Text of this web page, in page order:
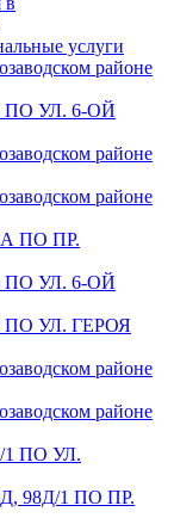
услуги
районе
УЛ. 6-ОЙ
районе
районе
ПО ПР.
УЛ. 6-ОЙ
УЛ. ГЕРОЯ
районе
районе
ПО УЛ.
98Д/1 ПО ПР.